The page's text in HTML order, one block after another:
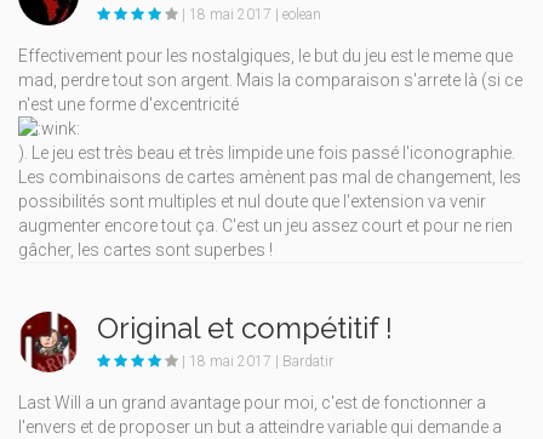
| 18 mai 2017 | eolean
Effectivement pour les nostalgiques, le but du jeu est le meme que
mad, perdre tout son argent. Mais la comparaison s'arrete là (si ce
n'est une forme d'excentricité
). Le jeu est très beau et très limpide une fois passé l'iconographie.
Les combinaisons de cartes amènent pas mal de changement, les
possibilités sont multiples et nul doute que l'extension va venir
augmenter encore tout ça. C'est un jeu assez court et pour ne rien
gâcher, les cartes sont superbes !
Original et compétitif !
| 18 mai 2017 | Bardatir
Last Will a un grand avantage pour moi, c'est de fonctionner a
l'envers et de proposer un but a atteindre variable qui demande a